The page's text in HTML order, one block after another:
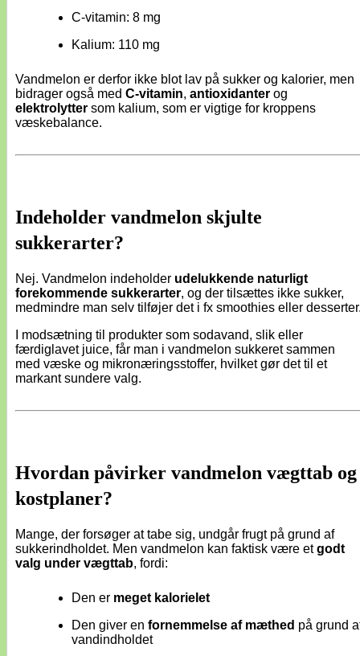
C-vitamin: 8 mg
Kalium: 110 mg
Vandmelon er derfor ikke blot lav på sukker og kalorier, men
bidrager også med C-vitamin, antioxidanter og
elektrolytter som kalium, som er vigtige for kroppens
væskebalance.
Indeholder vandmelon skjulte
sukkerarter?
Nej. Vandmelon indeholder udelukkende naturligt
forekommende sukkerarter, og der tilsættes ikke sukker,
medmindre man selv tilføjer det i fx smoothies eller
I modsætning til produkter som sodavand, slik eller
færdiglavet juice, får man i vandmelon sukkeret sammen
med væske og mikronæringsstoffer, hvilket gør det til et
markant sundere valg.
Hvordan påvirker vandmelon vægttab og
kostplaner?
Mange, der forsøger at tabe sig, undgår frugt på grund af
sukkerindholdet. Men vandmelon kan faktisk være etgodt
valg under vægttab, fordi:
Den er meget kalorielet
Den giver en fornemmelse af mæthed på grund
vandindholdet